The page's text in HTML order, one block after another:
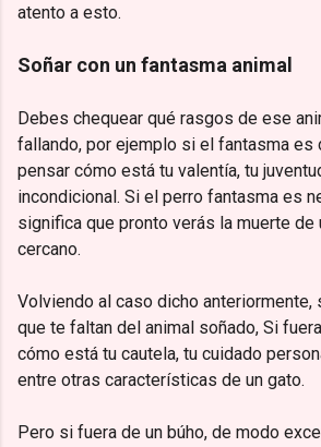
atento a esto.
Soñar con un fantasma animal
Debes chequear qué rasgos de ese
fallando, por ejemplo si el fantasma es
pensar cómo está tu valentía, tu
incondicional. Si el perro fantasma es
significa que pronto verás la muerte de
cercano.
Volviendo al caso dicho
que te faltan del animal soñado, Si
cómo está tu cautela, tu cuidado
entre otras características de un gato.
Pero si fuera de un búho, de modo